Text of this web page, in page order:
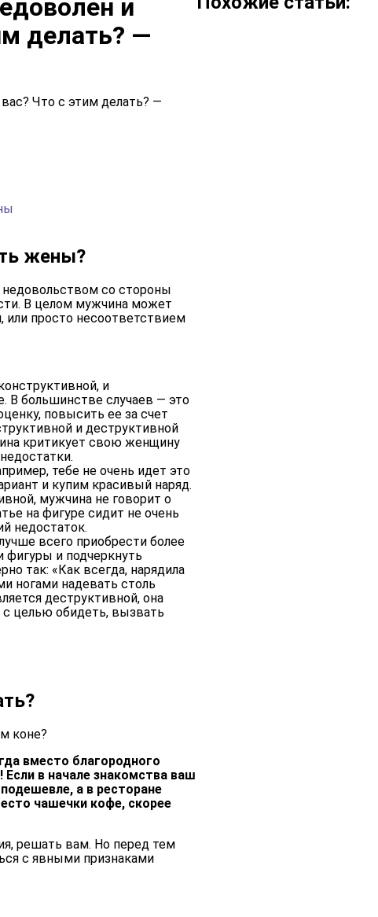
и
делать? —
жены?
со стороны
В целом мужчина может
просто несоответствием
и
В большинстве случаев — это
повысить ее за счет
и деструктивной
критикует свою женщину
тебе не очень идет это
и купим красивый наряд.
мужчина не говорит о
на фигуре сидит не очень
недостаток.
всего приобрести более
фигуры и подчеркнуть
так: «Как всегда, нарядила
ногами надевать столь
деструктивной, она
с целью обидеть, вызвать
коне?
вместо благородного
в начале знакомства ваш
а в ресторане
чашечки кофе, скорее
решать вам. Но перед тем
с явными признаками